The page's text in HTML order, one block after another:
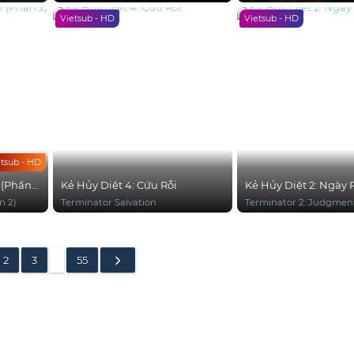
- HD
2)
Vietsub - HD
Kẻ Hủy Diệt 4: Cứu Rỗi
Terminator Salvation
Vietsub - HD
Kẻ Hủy Diệt 2: Ngày
Terminator 2:
2 3 55